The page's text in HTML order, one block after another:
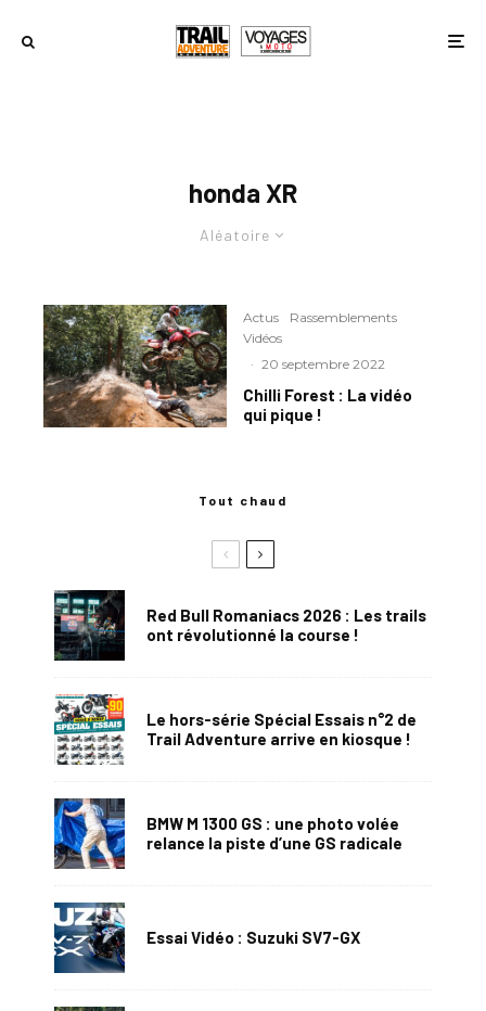
honda XR
Aléatoire
Actus
Rassemblements
Vidéos
· 20 septembre 2022
Chilli Forest : La vidéo
qui pique !
Tout chaud
Red Bull Romaniacs 2026 : Les trails
ont révolutionné la course !
Le hors-série Spécial Essais n°2 de
Trail Adventure arrive en kiosque !
BMW M 1300 GS : une photo volée
relance la piste d’une GS radicale
Essai Vidéo : Suzuki SV7-GX